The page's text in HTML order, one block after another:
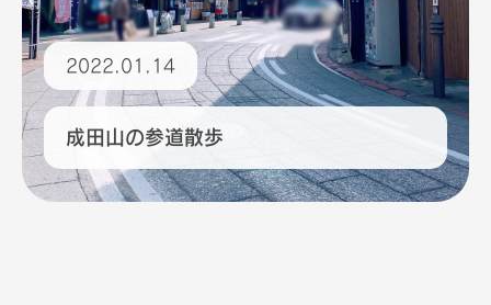
2022.01.14
成田山の参道散歩